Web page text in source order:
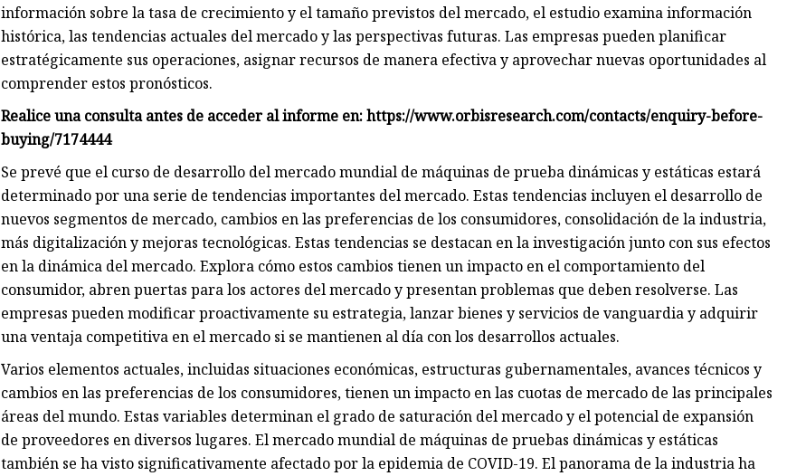
información sobre la tasa de crecimiento y el tamaño previstos del mercado, el estudio examina información
histórica, las tendencias actuales del mercado y las perspectivas futuras. Las empresas pueden planificar
estratégicamente sus operaciones, asignar recursos de manera efectiva y aprovechar nuevas oportunidades al
comprender estos pronósticos.
Realice una consulta antes de acceder al informe en: https://www.orbisresearch.com/contacts/enquiry-before-
buying/7174444
Se prevé que el curso de desarrollo del mercado mundial de máquinas de prueba dinámicas y estáticas estará
determinado por una serie de tendencias importantes del mercado. Estas tendencias incluyen el desarrollo de
nuevos segmentos de mercado, cambios en las preferencias de los consumidores, consolidación de la industria,
más digitalización y mejoras tecnológicas. Estas tendencias se destacan en la investigación junto con sus efectos
en la dinámica del mercado. Explora cómo estos cambios tienen un impacto en el comportamiento del
consumidor, abren puertas para los actores del mercado y presentan problemas que deben resolverse. Las
empresas pueden modificar proactivamente su estrategia, lanzar bienes y servicios de vanguardia y adquirir
una ventaja competitiva en el mercado si se mantienen al día con los desarrollos actuales.
Varios elementos actuales, incluidas situaciones económicas, estructuras gubernamentales, avances técnicos y
cambios en las preferencias de los consumidores, tienen un impacto en las cuotas de mercado de las principales
áreas del mundo. Estas variables determinan el grado de saturación del mercado y el potencial de expansión
de proveedores en diversos lugares. El mercado mundial de máquinas de pruebas dinámicas y estáticas
también se ha visto significativamente afectado por la epidemia de COVID-19. El panorama de la industria ha